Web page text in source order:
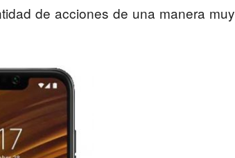
de acciones de una manera muy